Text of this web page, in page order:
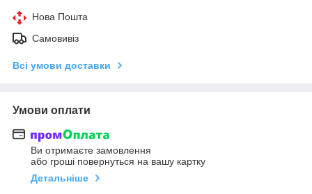
Нова Пошта
Самовивіз
Всі умови доставки
Умови оплати
Ви отримаєте замовлення
або гроші повернуться на вашу картку
Детальніше